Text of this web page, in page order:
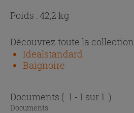
Poids : 42,2 kg
Découvrez toute la collection
Idealstandard
Baignoire
Documents ( 1 - 1 sur 1 )
Documents